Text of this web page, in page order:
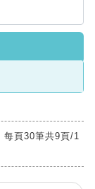
每頁30筆共9頁/1